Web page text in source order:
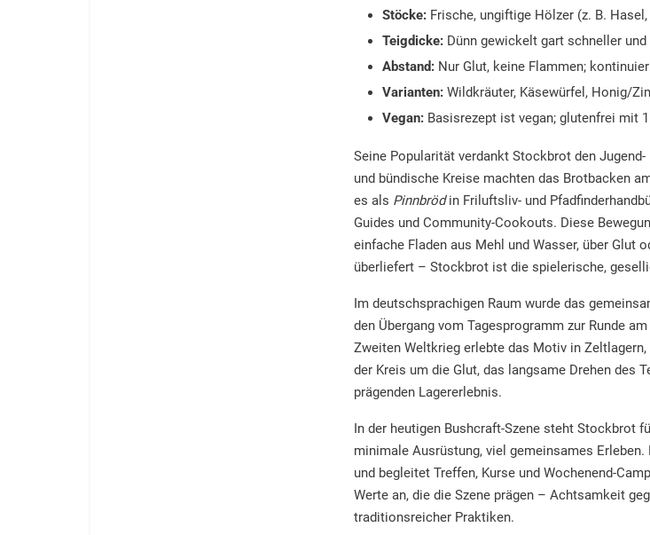
Stöcke: Frische, ungiftige Hölzer (z. B.
Teigdicke: Dünn gewickelt gart schneller
Abstand: Nur Glut, keine Flammen;
Varianten: Wildkräuter, Käsewürfel, Honig/
Vegan: Basisrezept ist vegan; glutenfrei mit
Seine Popularität verdankt Stockbrot den
und bündische Kreise machten das Brotbacken
es als Pinnbrödin Friluftsliv- und
Guides und Community-Cookouts. Diese
einfache Fladen aus Mehl und Wasser, über Glut
überliefert – Stockbrot ist die spielerische,
Im deutschsprachigen Raum wurde das
den Übergang vom Tagesprogramm zur Runde
Zweiten Weltkrieg erlebte das Motiv in
der Kreis um die Glut, das langsame Drehen des
prägenden Lagererlebnis.
In der heutigen Bushcraft-Szene steht Stockbrot
minimale Ausrüstung, viel gemeinsames
und begleitet Treffen, Kurse und Wochenend-
Werte an, die die Szene prägen – Achtsamkeit
traditionsreicher Praktiken.